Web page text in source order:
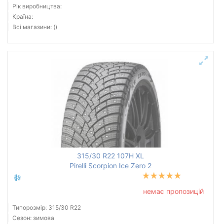
Рік виробництва:
Країна:
Всі магазини: ()
315/30 R22 107H XL
Pirelli Scorpion Ice Zero 2
немає пропозицій
Типорозмір: 315/30 R22
Сезон: зимова
Скинути